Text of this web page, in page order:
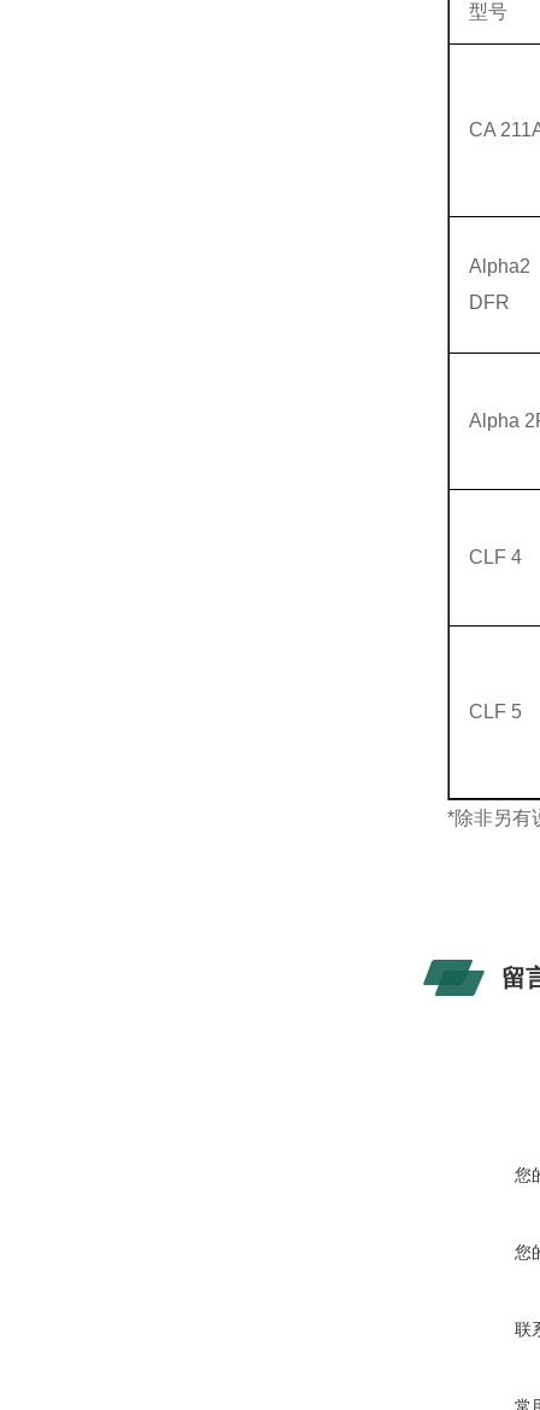
型号
CA
Alpha2
DFR
Alpha
CLF 4
CLF 5
*除非另有
留
您
您
联